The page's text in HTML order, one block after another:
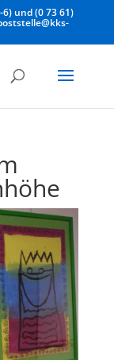
6) und (0 73 61)